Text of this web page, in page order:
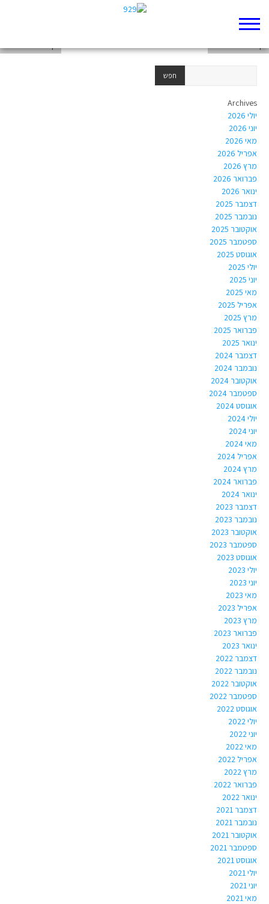
Archives
יולי 2026
יוני 2026
מאי 2026
אפריל 2026
מרץ 2026
פברואר 2026
ינואר 2026
דצמבר 2025
נובמבר 2025
אוקטובר 2025
ספטמבר 2025
אוגוסט 2025
יולי 2025
יוני 2025
מאי 2025
אפריל 2025
מרץ 2025
פברואר 2025
ינואר 2025
דצמבר 2024
נובמבר 2024
אוקטובר 2024
ספטמבר 2024
אוגוסט 2024
יולי 2024
יוני 2024
מאי 2024
אפריל 2024
מרץ 2024
פברואר 2024
ינואר 2024
דצמבר 2023
נובמבר 2023
אוקטובר 2023
ספטמבר 2023
אוגוסט 2023
יולי 2023
יוני 2023
מאי 2023
אפריל 2023
מרץ 2023
פברואר 2023
ינואר 2023
דצמבר 2022
נובמבר 2022
אוקטובר 2022
ספטמבר 2022
אוגוסט 2022
יולי 2022
יוני 2022
מאי 2022
אפריל 2022
מרץ 2022
פברואר 2022
ינואר 2022
דצמבר 2021
נובמבר 2021
אוקטובר 2021
ספטמבר 2021
אוגוסט 2021
יולי 2021
יוני 2021
מאי 2021